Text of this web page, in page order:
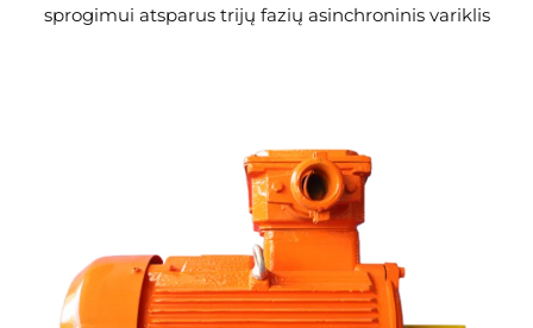
sprogimui atsparus trijų fazių asinchroninis variklis